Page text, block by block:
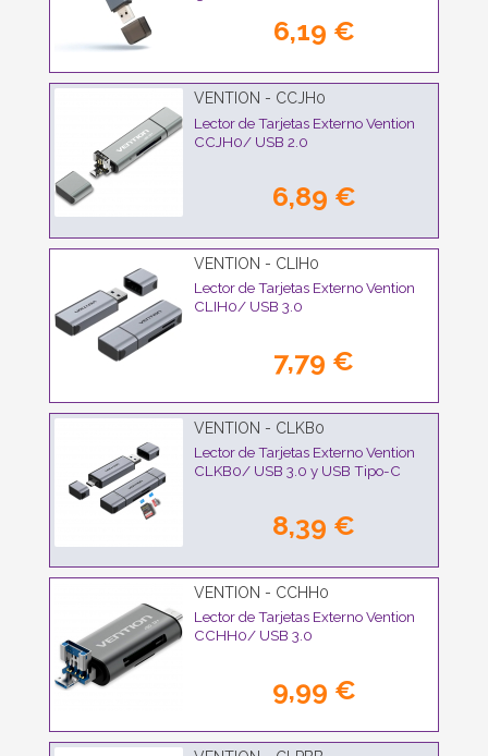
6,19 €
VENTION - CCJH0
Lector de Tarjetas Externo Vention
CCJH0/ USB 2.0
6,89 €
VENTION - CLIH0
Lector de Tarjetas Externo Vention
CLIH0/ USB 3.0
7,79 €
VENTION - CLKB0
Lector de Tarjetas Externo Vention
CLKB0/ USB 3.0 y USB Tipo-C
8,39 €
VENTION - CCHH0
Lector de Tarjetas Externo Vention
CCHH0/ USB 3.0
9,99 €